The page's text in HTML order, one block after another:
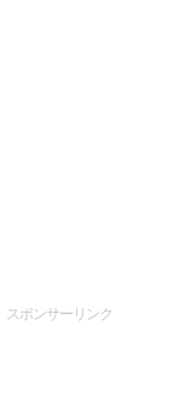
スポンサーリンク